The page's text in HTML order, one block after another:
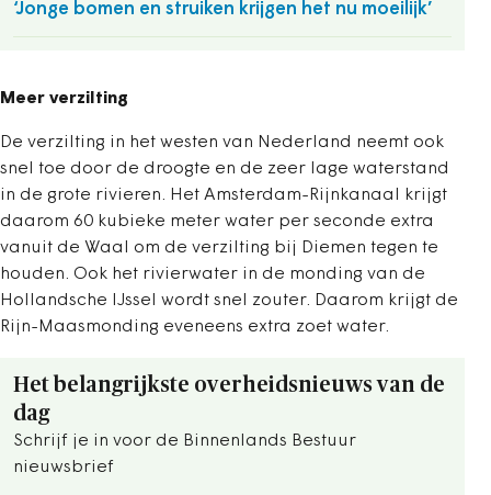
‘Jonge bomen en struiken krijgen het nu moeilijk’
Meer verzilting
De verzilting in het westen van Nederland neemt ook
snel toe door de droogte en de zeer lage waterstand
in de grote rivieren. Het Amsterdam-Rijnkanaal krijgt
daarom 60 kubieke meter water per seconde extra
vanuit de Waal om de verzilting bij Diemen tegen te
houden. Ook het rivierwater in de monding van de
Hollandsche IJssel wordt snel zouter. Daarom krijgt de
Rijn-Maasmonding eveneens extra zoet water.
Het belangrijkste overheidsnieuws van de
dag
Schrijf je in voor de Binnenlands Bestuur
nieuwsbrief